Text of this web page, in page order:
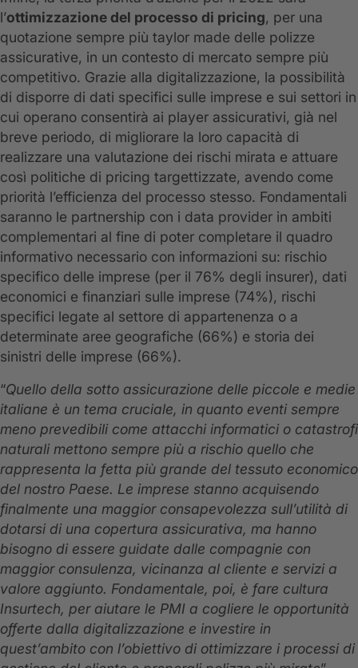
l’ottimizzazione del processo di pricing, per una
quotazione sempre più taylor made delle polizze
assicurative, in un contesto di mercato sempre più
competitivo. Grazie alla digitalizzazione, la possibilità
di disporre di dati specifici sulle imprese e sui settori in
cui operano consentirà ai player assicurativi, già nel
breve periodo, di migliorare la loro capacità di
realizzare una valutazione dei rischi mirata e attuare
così politiche di pricing targettizzate, avendo come
priorità l’efficienza del processo stesso. Fondamentali
saranno le partnership con i data provider in ambiti
complementari al fine di poter completare il quadro
informativo necessario con informazioni su: rischio
specifico delle imprese (per il 76% degli insurer), dati
economici e finanziari sulle imprese (74%), rischi
specifici legate al settore di appartenenza o a
determinate aree geografiche (66%) e storia dei
sinistri delle imprese (66%).
“Quello della sotto assicurazione delle piccole e medie
italiane è un tema cruciale, in quanto eventi sempre
meno prevedibili come attacchi informatici o catastrofi
naturali mettono sempre più a rischio quello che
rappresenta la fetta più grande del tessuto economico
del nostro Paese. Le imprese stanno acquisendo
finalmente una maggior consapevolezza sull’utilità di
dotarsi di una copertura assicurativa, ma hanno
bisogno di essere guidate dalle compagnie con
maggior consulenza, vicinanza al cliente e servizi a
valore aggiunto. Fondamentale, poi, è fare cultura
Insurtech, per aiutare le PMI a cogliere le opportunità
offerte dalla digitalizzazione e investire in
quest’ambito con l’obiettivo di ottimizzare i processi di